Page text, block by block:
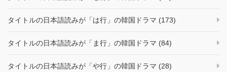
タイトルの日本語読みが「は行」の韓国ドラマ (173)
タイトルの日本語読みが「ま行」の韓国ドラマ (84)
タイトルの日本語読みが「や行」の韓国ドラマ (28)